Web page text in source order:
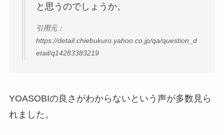
と思うのでしょうか。
引用元：
https://detail.chiebukuro.yahoo.co.jp/qa/question_d
etail/q14283383219
YOASOBIの良さがわからないという声が多数見ら
れました。